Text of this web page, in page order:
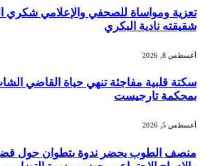
تعزية ومواساة للصحفي والإعلامي شكري
شقيقته نادية البكري
أغسطس 8, 2026
سكتة قلبية مفاجئة تنهي حياة القاضي
بمحكمة تارجيست
أغسطس 5, 2026
منصف الطوب يحضر ندوة بتطوان حول